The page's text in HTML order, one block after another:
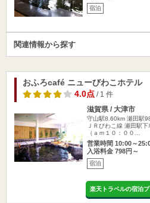
宿泊
関連情報から探す
おふろcafé ニューびわこホテル
4.0点/ 1 件
滋賀県 / 大津市
守山駅8.60km 瀬田駅
ＪＲびわこ線 瀬田駅
（ａｍ１０：００…
営業時間 10:00～
入浴料金 798円～
宿泊
楽天トラベルの宿泊